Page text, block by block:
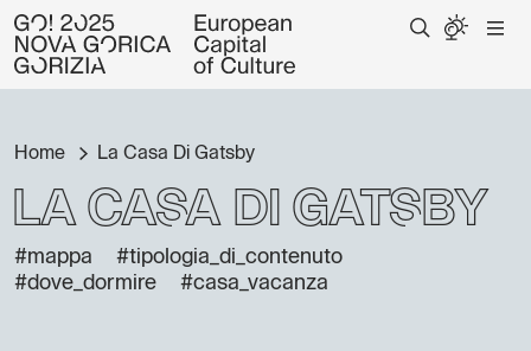
Home La Casa Di Gatsby
La Casa Di Gatsby
#mappa
#tipologia_di_contenuto
#dove_dormire
#casa_vacanza